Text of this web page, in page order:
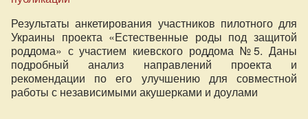
Результаты анкетирования участников пилотного для
Украины проекта «Естественные роды под защитой
роддома» с участием киевского роддома №5. Даны
подробный анализ направлений проекта и
рекомендации по его улучшению для совместной
работы с независимыми акушерками и доулами